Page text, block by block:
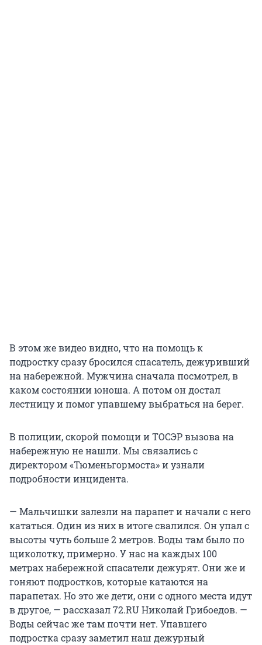
В этом же видео видно, что на помощь к
подростку сразу бросился спасатель, дежуривший
на набережной. Мужчина сначала посмотрел, в
каком состоянии юноша. А потом он достал
лестницу и помог упавшему выбраться на берег.
В полиции, скорой помощи и ТОСЭР вызова на
набережную не нашли. Мы связались с
директором «Тюменьгормоста» и узнали
подробности инцидента.
— Мальчишки залезли на парапет и начали с него
кататься. Один из них в итоге свалился. Он упал с
высоты чуть больше 2 метров. Воды там было по
щиколотку, примерно. У нас на каждых 100
метрах набережной спасатели дежурят. Они же и
гоняют подростков, которые катаются на
парапетах. Но это же дети, они с одного места идут
в другое, — рассказал 72.RU Николай Грибоедов. —
Воды сейчас же там почти нет. Упавшего
подростка сразу заметил наш дежурный